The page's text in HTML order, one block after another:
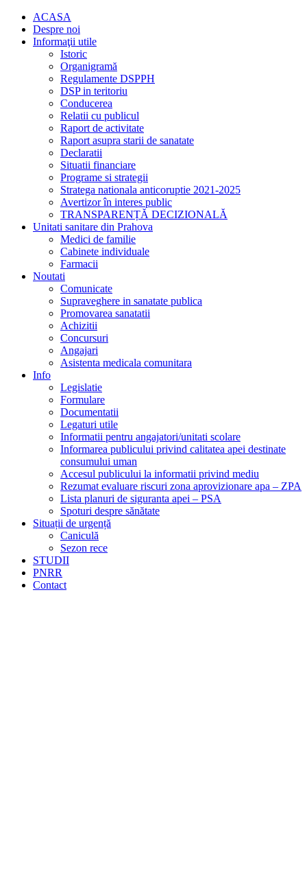
ACASA
Despre noi
Informaţii utile
Istoric
Organigramă
Regulamente DSPPH
DSP in teritoriu
Conducerea
Relatii cu publicul
Raport de activitate
Raport asupra starii de sanatate
Declaratii
Situatii financiare
Programe si strategii
Stratega nationala anticoruptie 2021-2025
Avertizor în interes public
TRANSPARENȚĂ DECIZIONALĂ
Unitati sanitare din Prahova
Medici de familie
Cabinete individuale
Farmacii
Noutati
Comunicate
Supraveghere in sanatate publica
Promovarea sanatatii
Achizitii
Concursuri
Angajari
Asistenta medicala comunitara
Info
Legislatie
Formulare
Documentatii
Legaturi utile
Informatii pentru angajatori/unitati scolare
Informarea publicului privind calitatea apei destinate
consumului uman
Accesul publicului la informatii privind mediu
Rezumat evaluare riscuri zona aprovizionare apa – ZPA
Lista planuri de siguranta apei – PSA
Spoturi despre sănătate
Situații de urgență
Caniculă
Sezon rece
STUDII
PNRR
Contact